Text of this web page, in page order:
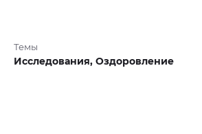
Темы
Исследования, Оздоровление